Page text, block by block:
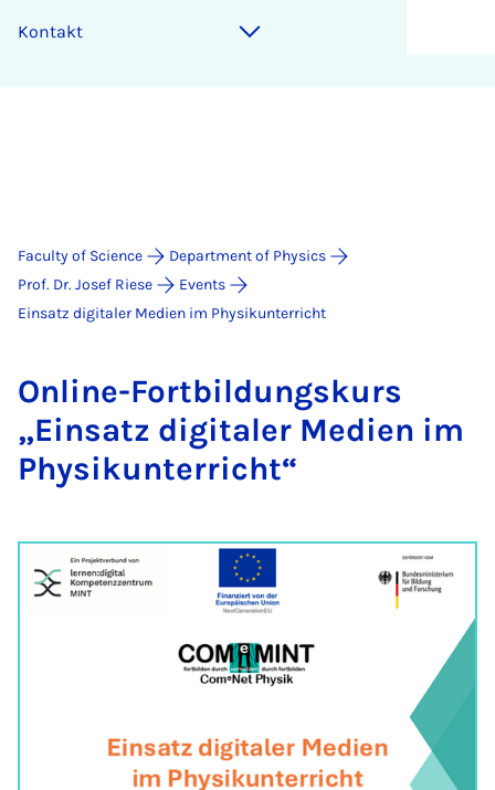
Kon­takt
Faculty of Science
Department of Physics
Prof. Dr. Josef Riese
Events
Einsatz digitaler Medien im Physikunterricht
On­line-Fort­b­ildung­skurs
„Ein­satz di­gitaler Medi­en im
Physikun­ter­richt“